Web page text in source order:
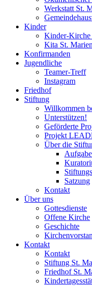
Werkstatt St.
Kinder
Kinder-Kirche
Kita St. Marien
Konfirmanden
Jugendliche
Teamer-Treff
Instagram
Friedhof
Stiftung
Willkommen
Unterstützen!
Geförderte
Projekt
Über die
Satzung
Kontakt
Über uns
Gottesdienste
Offene Kirche
Geschichte
Kontakt
Kontakt
Stiftung St.
Friedhof St.